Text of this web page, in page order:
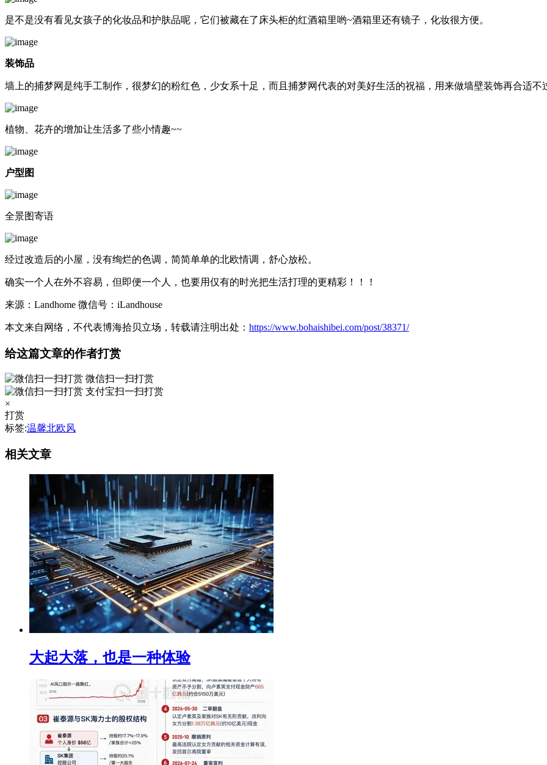
是不是没有看见女孩子的化妆品和护肤品呢，它们被藏在了床头柜的红酒箱里哟~酒箱里还有镜子，化妆很方便。
装饰品
墙上的捕梦网是纯手工制作，很梦幻的粉红色，少女系十足，而且捕梦网代表的对美好生活的祝福，用来做墙壁装饰再合适不
植物、花卉的增加让生活多了些小情趣~~
户型图
全景图寄语
经过改造后的小屋，没有绚烂的色调，简简单单的北欧情调，舒心放松。
确实一个人在外不容易，但即便一个人，也要用仅有的时光把生活打理的更精彩！！！
来源：Landhome 微信号：iLandhouse
本文来自网络，不代表博海拾贝立场，转载请注明出处： https://www.bohaishibei.com/post/38371/
给这篇文章的作者打赏
微信扫一扫打赏
支付宝扫一扫打赏
×
打赏
标签:温馨北欧风
相关文章
大起大落，也是一种体验